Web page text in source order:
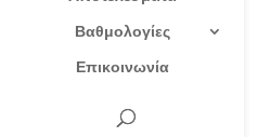
Βαθμολογίες
Επικοινωνία